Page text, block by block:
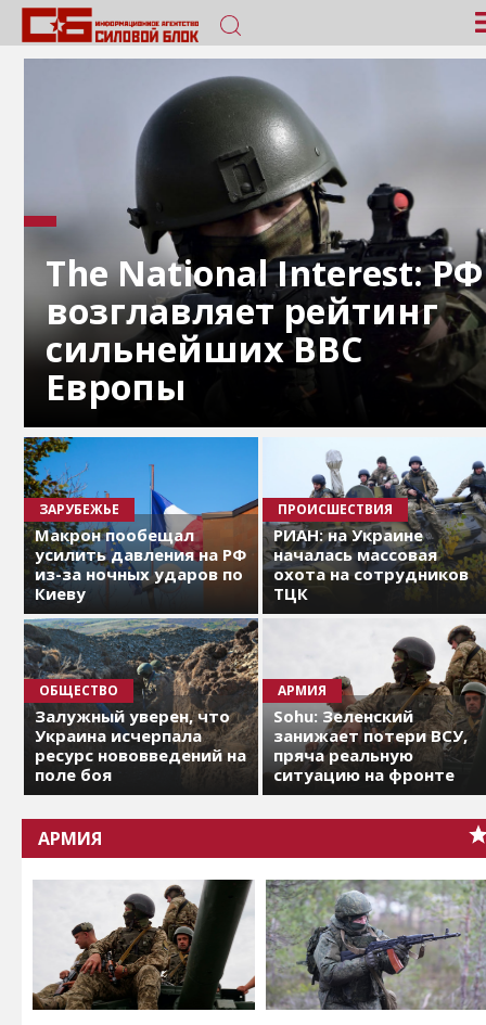
The National Interest: РФ
возглавляет рейтинг
сильнейших ВВС
Европы
ЗАРУБЕЖЬЕ
Макрон пообещал
усилить давления на РФ
из-за ночных ударов по
Киеву
ПРОИСШЕСТВИЯ
РИАН: на Украине
началась массовая
охота на сотрудников
ТЦК
ОБЩЕСТВО
Залужный уверен, что
Украина исчерпала
ресурс нововведений на
поле боя
АРМИЯ
Sohu: Зеленский
занижает потери ВСУ,
пряча реальную
ситуацию на фронте
АРМИЯ